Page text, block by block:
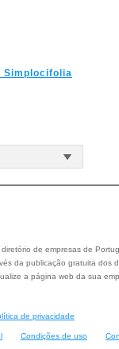
Simplocifolia
de empresas de
da publicação gratuita dos
a página web da sua
de privacidade
Condições de uso